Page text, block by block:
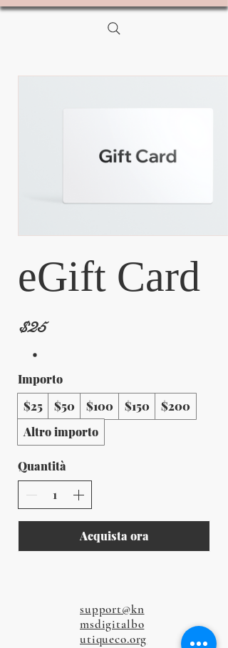
eGift Card
$25
Importo
$25
$50 $100 $150
$200
Altro importo
Quantità
Acquista ora
support@kn
msdigitalbo
utiqueco.org